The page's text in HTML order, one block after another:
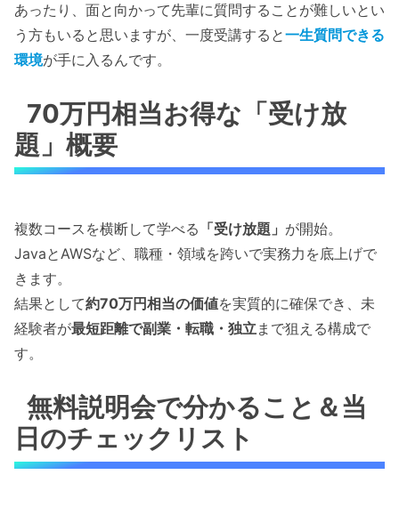
あったり、面と向かって先輩に質問することが難しいとい
う方もいると思いますが、一度受講すると一生質問できる
環境が手に入るんです。
70万円相当お得な「受け放
題」概要
複数コースを横断して学べる 「受け放題」 が開始。
JavaとAWSなど、職種・領域を跨いで実務力を底上げで
きます。
結果として約70万円相当の価値を実質的に確保でき、未
経験者が最短距離で副業・転職・独立まで狙える構成で
す。
無料説明会で分かること＆当
日のチェックリスト